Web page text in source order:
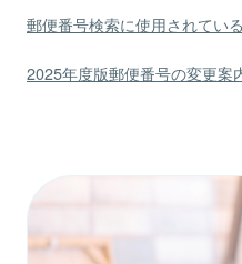
郵便番号検索に使用されてい
2025年度版郵便番号の変更案